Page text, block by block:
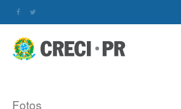
Fotos